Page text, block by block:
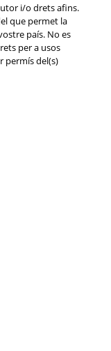
i/o drets afins.
que permet la
país. No es
per a usos
permís del(s)